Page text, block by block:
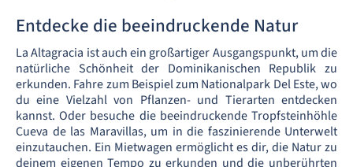
Entdecke die beeindruckende Natur
La Altagracia ist auch ein großartiger Ausgangspunkt, um die
natürliche Schönheit der Dominikanischen Republik zu
erkunden. Fahre zum Beispiel zum Nationalpark Del Este, wo
du eine Vielzahl von Pflanzen- und Tierarten entdecken
kannst. Oder besuche die beeindruckende Tropfsteinhöhle
Cueva de las Maravillas, um in die faszinierende Unterwelt
einzutauchen. Ein Mietwagen ermöglicht es dir, die Natur zu
deinem eigenen Tempo zu erkunden und die unberührten